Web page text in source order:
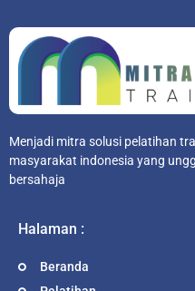
Menjadi mitra solusi pelatihan
masyarakat indonesia yang
bersahaja
Halaman :
Beranda